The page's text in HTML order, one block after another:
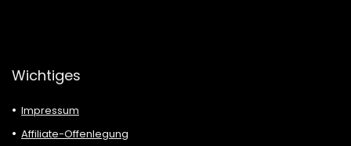
Wichtiges
Impressum
Affiliate-Offenlegung